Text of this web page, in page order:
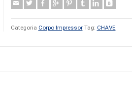
Categoria Corpo Impressor Tag: CHAVE